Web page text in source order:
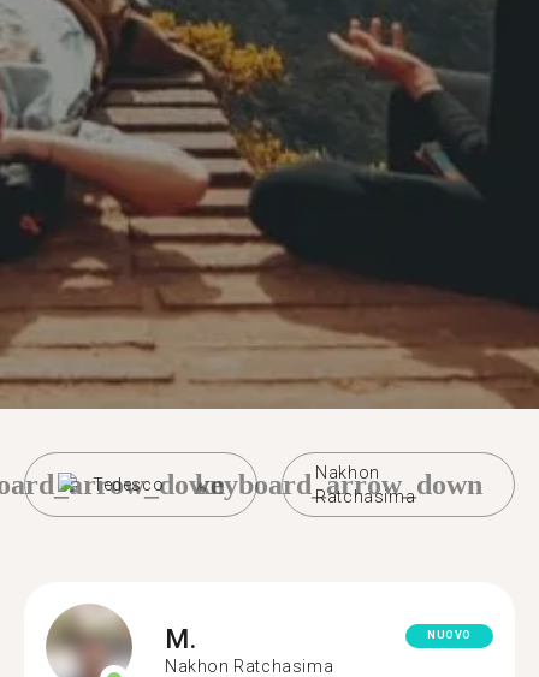
Tedesco
Nakhon
Ratchasima
keyboard_arrow_down
M.
Nakhon Ratchasima
NUOVO